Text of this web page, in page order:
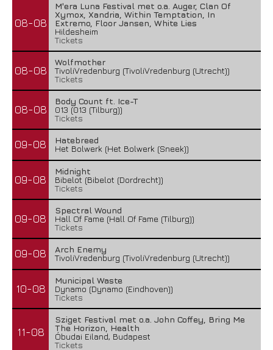
08-08
M'era Luna Festival met o.a. Auger, Clan Of
Xymox, Xandria, Within Temptation, In
Extremo, Floor Jansen, White Lies
Hildesheim
Tickets
08-08
Wolfmother
TivoliVredenburg (TivoliVredenburg (Utrecht))
Tickets
08-08
Body Count ft. Ice-T
013 (013 (Tilburg))
Tickets
09-08
Hatebreed
Het Bolwerk (Het Bolwerk (Sneek))
09-08
Midnight
Bibelot (Bibelot (Dordrecht))
Tickets
09-08
Spectral Wound
Hall Of Fame (Hall Of Fame (Tilburg))
Tickets
09-08
Arch Enemy
TivoliVredenburg (TivoliVredenburg (Utrecht))
10-08
Municipal Waste
Dynamo (Dynamo (Eindhoven))
Tickets
11-08
Sziget Festival met o.a. John Coffey, Bring Me
The Horizon, Health
Óbudai Eiland, Budapest
Tickets